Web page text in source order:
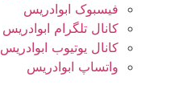
فیسبوک ابوادریس
کانال تلگرام ابوادریس
کانال یوتیوب ابوادریس
واتساپ ابوادریس